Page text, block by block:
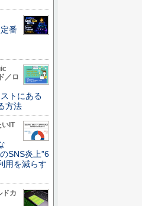
番
／ロ
トにある
方法
いIT
SNS炎上”6
用を減らす
ドカ